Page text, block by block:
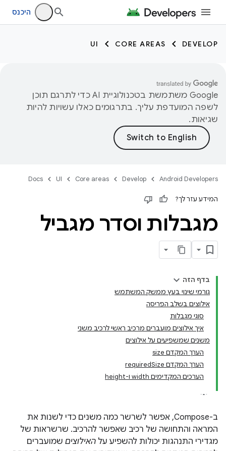
היכנס
DEVELOP
CORE AREAS
UI
‫Google משתמשת בטכנולוגיית AI כדי לתרגם תוכן
לשפה המועדפת עליך. בתרגומים כאלו עשויות להיות
שגיאות.
Android Developers
Develop
Core areas
UI
Docs
המידע עזר לך?
מגבלות וסדר מגביל
בדף הזה
גורמי שינוי בעץ ממשק המשתמש
אילוצים בשלב הפריסה
סוגי מגבלות
איך אילוצים מועברים מרכיב ראשי לרכיב משני
משנים שמשפיעים על אילוצים
הערך המקדם size
הערך המקדם requiredSize
הערכים המקדימים width ו-height
ב-Compose, אפשר לשרשר כמה משנים כדי לשנות את
המראה והתחושה של רכיב שאפשר להרכיב. שרשראות של
מגדירי התנהגות יכולות להשפיע על האילוצים שמועברים